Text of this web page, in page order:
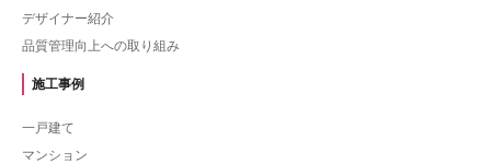
デザイナー紹介
品質管理向上への取り組み
施工事例
一戸建て
マンション